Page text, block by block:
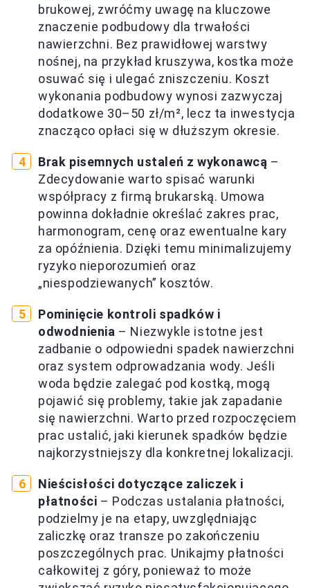
brukowej, zwróćmy uwagę na kluczowe
znaczenie podbudowy dla trwałości
nawierzchni. Bez prawidłowej warstwy
nośnej, na przykład kruszywa, kostka może
osuwać się i ulegać zniszczeniu. Koszt
wykonania podbudowy wynosi zazwyczaj
dodatkowe 30–50 zł/m², lecz ta inwestycja
znacząco opłaci się w dłuższym okresie.
Brak pisemnych ustaleń z wykonawcą –
Zdecydowanie warto spisać warunki
współpracy z firmą brukarską. Umowa
powinna dokładnie określać zakres prac,
harmonogram, cenę oraz ewentualne kary
za opóźnienia. Dzięki temu minimalizujemy
ryzyko nieporozumień oraz
„niespodziewanych” kosztów.
Pominięcie kontroli spadków i
odwodnienia – Niezwykle istotne jest
zadbanie o odpowiedni spadek nawierzchni
oraz system odprowadzania wody. Jeśli
woda będzie zalegać pod kostką, mogą
pojawić się problemy, takie jak zapadanie
się nawierzchni. Warto przed rozpoczęciem
prac ustalić, jaki kierunek spadków będzie
najkorzystniejszy dla konkretnej lokalizacji.
Nieścisłości dotyczące zaliczek i
płatności – Podczas ustalania płatności,
podzielmy je na etapy, uwzględniając
zaliczkę oraz transze po zakończeniu
poszczególnych prac. Unikajmy płatności
całkowitej z góry, ponieważ to może